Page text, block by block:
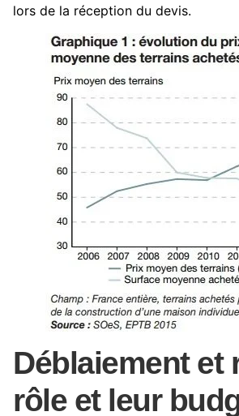
lors de la réception du devis.
Déblaiement et
rôle et leur